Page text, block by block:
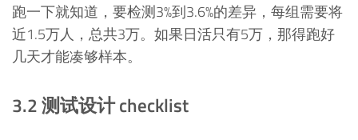
跑一下就知道，要检测3%到3.6%的差异，每组需要将
近1.5万人，总共3万。如果日活只有5万，那得跑好
几天才能凑够样本。
3.2 测试设计 checklist